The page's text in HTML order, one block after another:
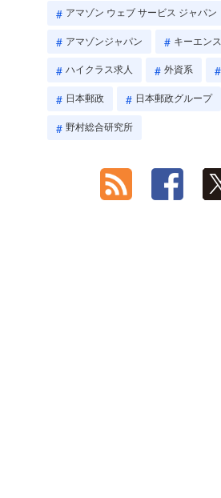
アマゾン ウェブ サービス ジャパン
アマゾンジャパン キーエンス
ハイクラス求人 外資系
日本郵政 日本郵政グループ
野村総合研究所